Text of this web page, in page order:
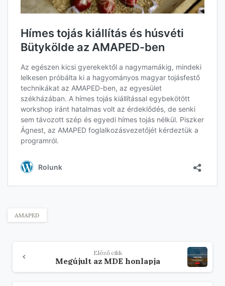
AMAPED
tovább
Előző cikk
Megújult az MDE honlapja